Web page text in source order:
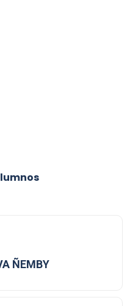
ÑEMBY